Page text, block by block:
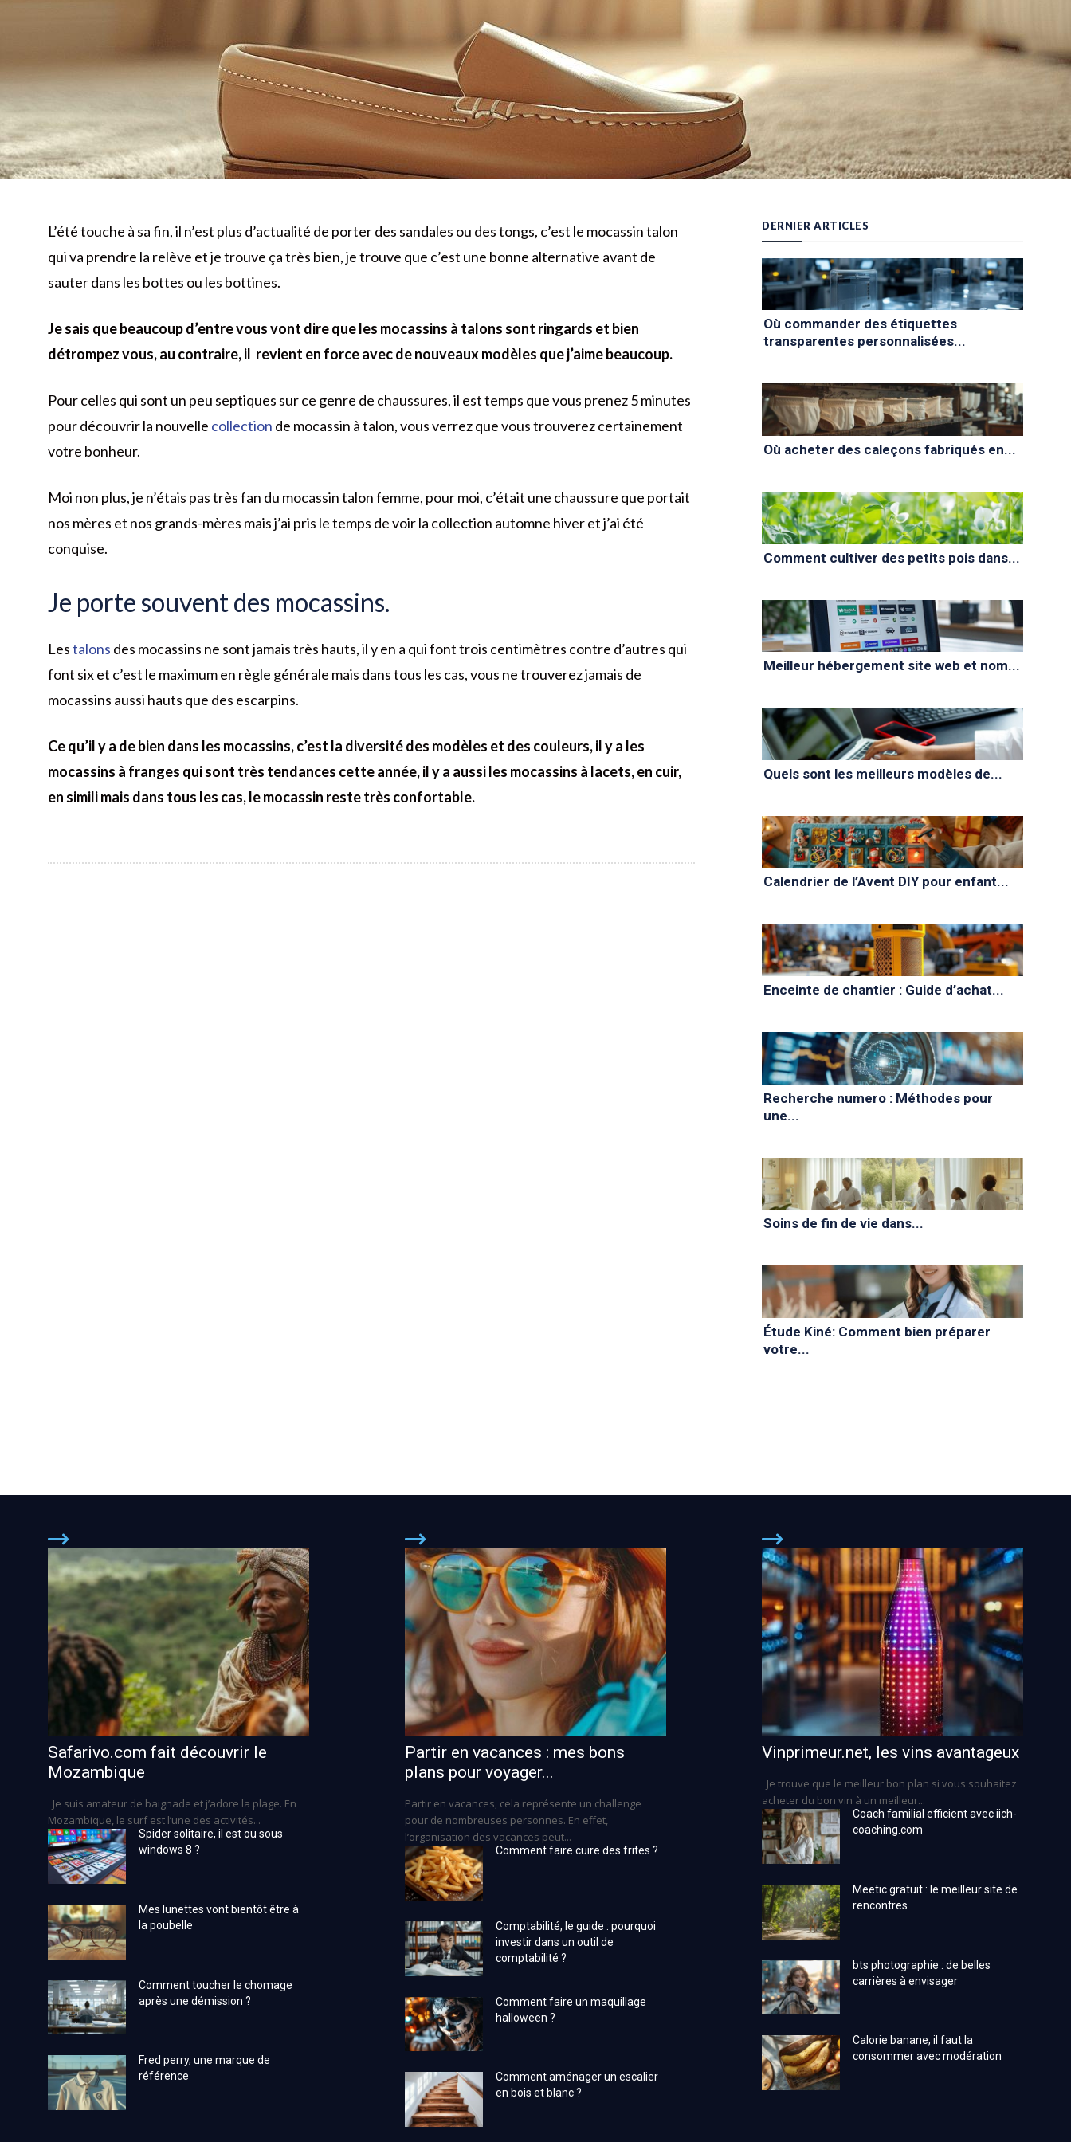
L’été touche à sa fin, il n’est plus d’actualité de porter des sandales ou des tongs, c’est le mocassin talon
qui va prendre la relève et je trouve ça très bien, je trouve que c’est une bonne alternative avant de
sauter dans les bottes ou les bottines.
Je sais que beaucoup d’entre vous vont dire que les mocassins à talons sont ringards et bien
détrompez vous, au contraire, il revient en force avec de nouveaux modèles que j’aime beaucoup.
Pour celles qui sont un peu septiques sur ce genre de chaussures, il est temps que vous prenez 5 minutes
pour découvrir la nouvelle collection de mocassin à talon, vous verrez que vous trouverez certainement
votre bonheur.
Moi non plus, je n’étais pas très fan du mocassin talon femme, pour moi, c’était une chaussure que portait
nos mères et nos grands-mères mais j’ai pris le temps de voir la collection automne hiver et j’ai été
conquise.
Je porte souvent des mocassins.
Lestalons des mocassins ne sont jamais très hauts, il y en a qui font trois centimètres contre d’autres qui
font six et c’est le maximum en règle générale mais dans tous les cas, vous ne trouverez jamais de
mocassins aussi hauts que des escarpins.
Ce qu’il y a de bien dans les mocassins, c’est la diversité des modèles et des couleurs, il y a les
mocassins à franges qui sont très tendances cette année, il y a aussi les mocassins à lacets, en cuir,
en simili mais dans tous les cas, le mocassin reste très confortable.
DERNIER ARTICLES
Où commander des étiquettes
transparentes personnalisées...
Où acheter des caleçons fabriqués en...
Comment cultiver des petits pois dans...
Meilleur hébergement site web et nom...
Quels sont les meilleurs modèles de...
Calendrier de l’Avent DIY pour enfant...
Enceinte de chantier : Guide d’achat...
Recherche numero : Méthodes pour
une...
Soins de fin de vie dans...
Étude Kiné: Comment bien préparer
votre...
Safarivo.com fait découvrir le
Mozambique
Je suis amateur de baignade et j’adore la plage. En
Mozambique, le surf est l’une des activités...
Spider solitaire, il est ou sous
windows 8 ?
Mes lunettes vont bientôt être à
la poubelle
Comment toucher le chomage
après une démission ?
Fred perry, une marque de
référence
Partir en vacances : mes bons
plans pour voyager...
Partir en vacances, cela représente un challenge
pour de nombreuses personnes. En effet,
l’organisation des vacances peut...
Comment faire cuire des frites ?
Comptabilité, le guide : pourquoi
investir dans un outil de
comptabilité ?
Comment faire un maquillage
halloween ?
Comment aménager un escalier
en bois et blanc ?
Vinprimeur.net, les vins avantageux
Je trouve que le meilleur bon plan si vous souhaitez
acheter du bon vin à un meilleur...
Coach familial efficient avec iich-
coaching.com
Meetic gratuit : le meilleur site de
rencontres
bts photographie : de belles
carrières à envisager
Calorie banane, il faut la
consommer avec modération